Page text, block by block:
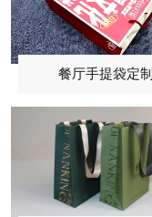
餐厅手提袋定制